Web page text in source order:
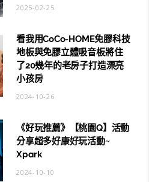
2025-02-25
看我用CoCo-HOME免膠科技
地板與免膠立體吸音板將住
了20幾年的老房子打造漂亮
小孩房
2024-10-26
《好玩推薦》【桃園Q】活動
分享超多好康好玩活動~
Xpark
2024-10-10